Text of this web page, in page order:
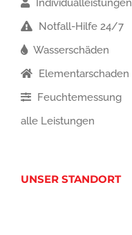
Individualleistungen
Notfall-Hilfe 24/7
Wasserschäden
Elementarschaden
Feuchtemessung
alle Leistungen
UNSER STANDORT